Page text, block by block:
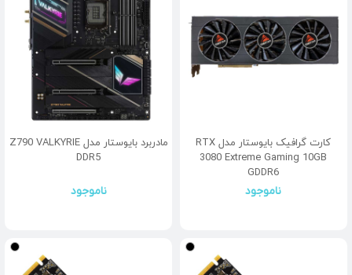
کارت گرافیک بایوستار مدل RTX
3080 Extreme Gaming 10GB
GDDR6
ناموجود
مادربرد بایوستار مدل Z790 VALKYRIE
DDR5
ناموجود